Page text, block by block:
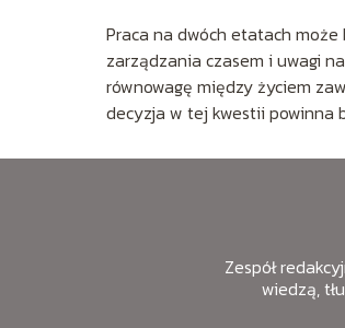
Praca na dwóch etatach
zarządzania czasem i uwagi
równowagę między życiem
decyzja w tej kwestii powinna
Zespół
wiedzą,